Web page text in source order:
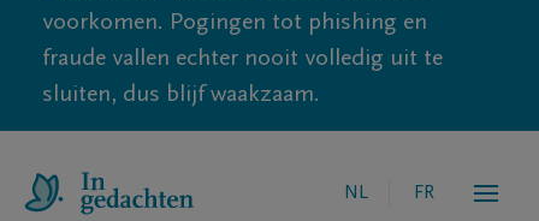
voorkomen. Pogingen tot phishing en
fraude vallen echter nooit volledig uit te
sluiten, dus blijf waakzaam.
NL FR